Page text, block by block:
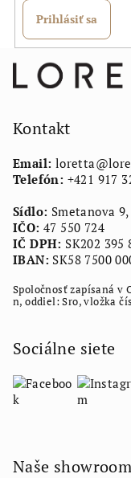
Prihlásiť sa
Kontakt
Email: loretta@
Telefón: +421 917
Sídlo: Smetanova
IČO: 47 550 724
IČ DPH: SK202 395
IBAN: SK58 7500
Spoločnosť zapísaná v
n, oddiel: Sro, vložka
Sociálne siete
Naše